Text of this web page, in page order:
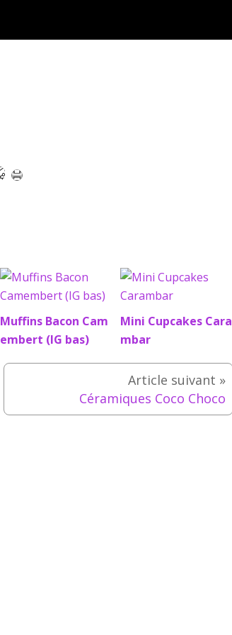
Muffins Bacon Cam
embert (IG bas)
Mini Cupcakes Cara
mbar
Céramiques Coco Choco